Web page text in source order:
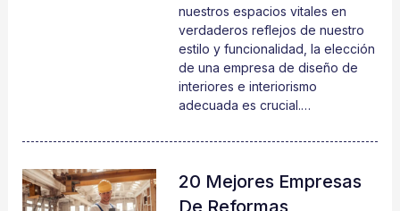
nuestros espacios vitales en
verdaderos reflejos de nuestro
estilo y funcionalidad, la elección
de una empresa de diseño de
interiores e interiorismo
adecuada es crucial.…
20 Mejores Empresas
De Reformas